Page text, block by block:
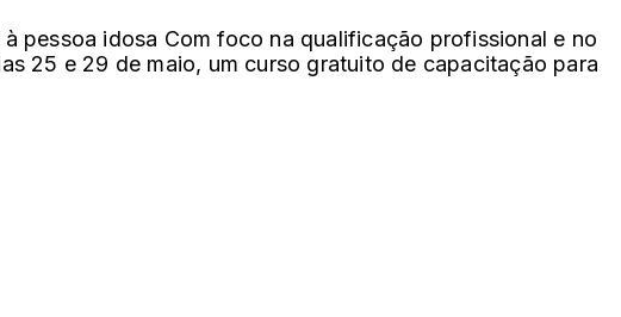
pessoa idosa Com foco na qualificação profissional e no
25 e 29 de maio, um curso gratuito de capacitação para